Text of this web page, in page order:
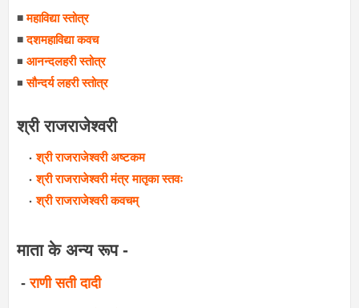
◾महाविद्या स्तोत्र
◾दशमहाविद्या कवच
◾ आनन्दलहरी स्तोत्र
◾सौन्दर्य लहरी स्तोत्र
श्री राजराजेश्वरी
श्री राजराजेश्वरी अष्टकम
श्री राजराजेश्वरी मंत्र मातृका स्तवः
श्री राजराजेश्वरी कवचम्
माता के अन्य रूप -
-राणी सती दादी